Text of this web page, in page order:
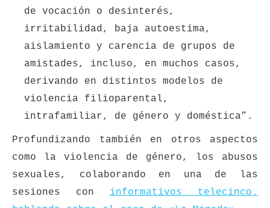
de vocación o desinterés,
irritabilidad, baja autoestima,
aislamiento y carencia de grupos de
amistades, incluso, en muchos casos,
derivando en distintos modelos de
violencia filioparental,
intrafamiliar, de género y doméstica”.
Profundizando también en otros aspectos
como la violencia de género, los abusos
sexuales, colaborando en una de las
sesiones con informativos telecinco.